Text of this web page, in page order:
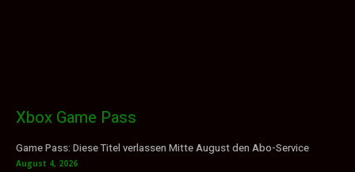
Xbox Game Pass
Game Pass: Diese Titel verlassen Mitte August den Abo-Service
August 4, 2026